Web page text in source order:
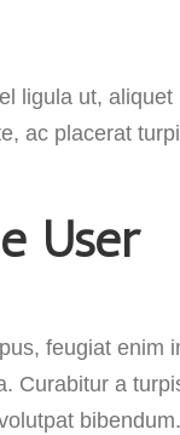
ligula ut,
ac placerat
User
feugiat enim
Curabitur a